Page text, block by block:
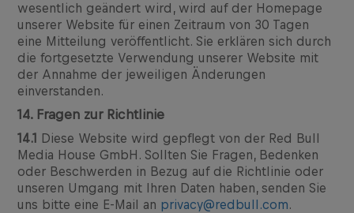
wesentlich geändert wird, wird auf der Homepage
unserer Website für einen Zeitraum von 30 Tagen
eine Mitteilung veröffentlicht. Sie erklären sich durch
die fortgesetzte Verwendung unserer Website mit
der Annahme der jeweiligen Änderungen
einverstanden.
14. Fragen zur Richtlinie
14.1 Diese Website wird gepflegt von der Red Bull
Media House GmbH. Sollten Sie Fragen, Bedenken
oder Beschwerden in Bezug auf die Richtlinie oder
unseren Umgang mit Ihren Daten haben, senden Sie
uns bitte eine E-Mail an privacy@redbull.com.